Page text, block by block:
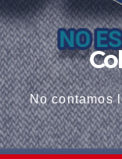
No contamos